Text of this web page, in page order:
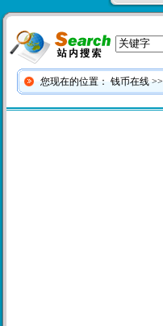
您现在的位置： 钱币在线>>